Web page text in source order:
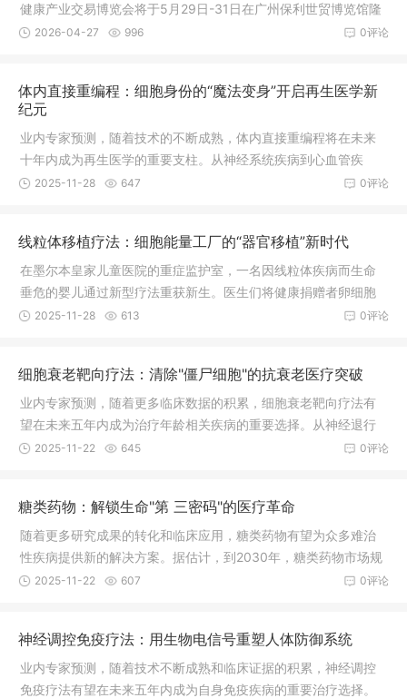
健康产业交易博览会将于5月29日-31日在广州保利世贸博览馆隆
重召开。本次健博会共设：“医疗器械暨医院建设展”“食药同源与
0评论
2026-04-27 996
体内直接重编程：细胞身份的“魔法变身”开启再生医学新
纪元
业内专家预测，随着技术的不断成熟，体内直接重编程将在未来
十年内成为再生医学的重要支柱。从神经系统疾病到心血管疾
病，从代谢性疾病到器官修复，这一创新技术正在为现代医学开
0评论
2025-11-28 647
线粒体移植疗法：细胞能量工厂的“器官移植”新时代
在墨尔本皇家儿童医院的重症监护室，一名因线粒体疾病而生命
垂危的婴儿通过新型疗法重获新生。医生们将健康捐赠者卵细胞
中的线粒
0评论
2025-11-28 613
细胞衰老靶向疗法：清除"僵尸细胞"的抗衰老医疗突破
业内专家预测，随着更多临床数据的积累，细胞衰老靶向疗法有
望在未来五年内成为治疗年龄相关疾病的重要选择。从神经退行
性疾病到代谢综合征，从器官纤维化到癌症预防，这一创新疗法
0评论
2025-11-22 645
糖类药物：解锁生命"第 三密码"的医疗革命
随着更多研究成果的转化和临床应用，糖类药物有望为众多难治
性疾病提供新的解决方案。据估计，到2030年，糖类药物市场规
模将达到250亿美元，成为生物医药领域的重要增长点，为全球数
0评论
2025-11-22 607
神经调控免疫疗法：用生物电信号重塑人体防御系统
业内专家预测，随着技术不断成熟和临床证据的积累，神经调控
免疫疗法有望在未来五年内成为自身免疫疾病的重要治疗选择。